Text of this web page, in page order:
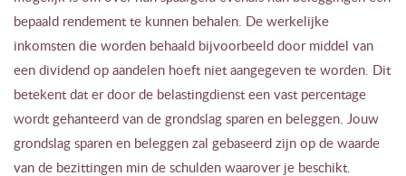
bepaald rendement te kunnen behalen. De werkelijke
inkomsten die worden behaald bijvoorbeeld door middel van
een dividend op aandelen hoeft niet aangegeven te worden. Dit
betekent dat er door de belastingdienst een vast percentage
wordt gehanteerd van de grondslag sparen en beleggen. Jouw
grondslag sparen en beleggen zal gebaseerd zijn op de waarde
van de bezittingen min de schulden waarover je beschikt.